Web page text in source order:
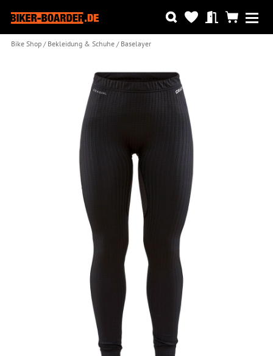
Bike Shop Bekleidung & Schuhe Baselayer